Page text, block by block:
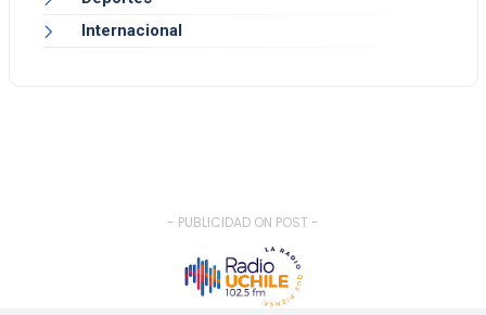
Internacional
- PUBLICIDAD ON POST -